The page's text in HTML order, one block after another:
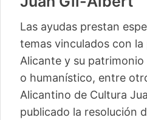
La segunda edición de
Alicantino de Cultura
comienza este sábado
con un taller de
La segunda edición del
del Instituto Alicantino
Albert llegará este